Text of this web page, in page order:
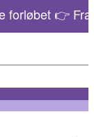
forløbet 👉